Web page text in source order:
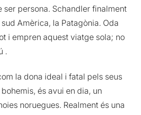
ser persona. Schandler finalment
Amèrica, la Patagònia. Oda
i empren aquest viatge sola; no
.
la dona ideal i fatal pels seus
és avui en dia, un
noruegues. Realment és una